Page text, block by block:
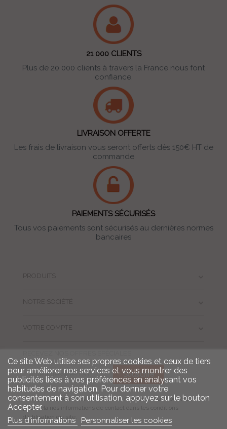
21 000 CLIENTS
Plus de 20 000 clients à travers la France nous font
confiance.
LIVRAISON OFFERTE
Les frais de livraison vous seront offerts dès 150€ HT de
commande
PAIEMENTS SÉCURISÉS
Tous vos paiements sont sécurisés au dernières normes
bancaires
PRODUITS
NOTRE SOCIÉTÉ
VOTRE COMPTE
Vous pouvez vous désinscrire à tout moment. Vous trouverez
pour cela nos informations de contact dans les conditions
d'utilisation du site.
Ce site Web utilise ses propres cookies et ceux de tiers
pour améliorer nos services et vous montrer des
publicités liées à vos préférences en analysant vos
habitudes de navigation. Pour donner votre
consentement à son utilisation, appuyez sur le bouton
Accepter.
Plus d'informations Personnaliser les cookies